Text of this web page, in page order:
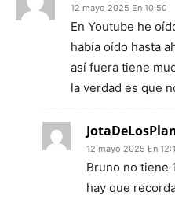
12 mayo 2025 En 10:50
En Youtube he
había oído hasta
así fuera tiene
la verdad es que
12 mayo 2025 En
Bruno no tiene
hay que